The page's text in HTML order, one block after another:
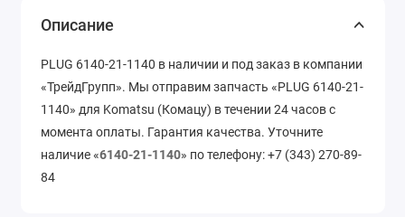
Описание
PLUG 6140-21-1140 в наличии и под заказ в компании
«ТрейдГрупп». Мы отправим запчасть «PLUG 6140-21-
1140» для Komatsu (Комацу) в течении 24 часов с
момента оплаты. Гарантия качества. Уточните
наличие «6140-21-1140» по телефону: +7 (343) 270-89-
84